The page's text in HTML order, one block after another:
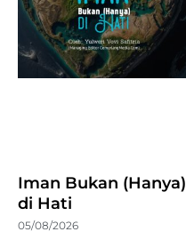
Iman Bukan (Hanya)
di Hati
05/08/2026